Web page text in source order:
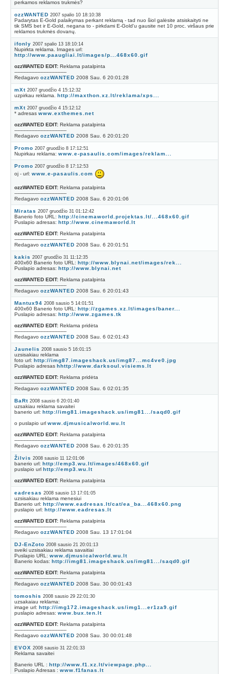
perkamos reklamos trukmės?
ozzWANTED 2007 spalio 10 18:10:38
Padarytas E-Gold palaikymas perkant reklamą - tad nuo šiol galėsite atsiskaityti ne
tik SMS bet ir E-Gold, negana to - pirkdami E-Gold'u gausite net 10 proc. viršaus prie
reklamos trukmės dovanų.
ifonly 2007 spalio 13 18:10:14
Nupirkta reklama. Images url:
http://www.paaugliai.lt/images/p...468x60.gif
ozzWANTED EDIT: Reklama patalpinta
----------------------------------
Redagavo ozzWANTED 2008 Sau. 6 20:01:28
mXt 2007 gruodžio 4 15:12:32
uzpirkau reklama. http://maxthon.xz.lt/reklama/xps...
mXt 2007 gruodžio 4 15:12:12
* adresas www.exthemes.net
ozzWANTED EDIT: Reklama patalpinta
----------------------------------
Redagavo ozzWANTED 2008 Sau. 6 20:01:20
Promo 2007 gruodžio 8 17:12:51
Nupirkau reklama: www.e-pasaulis.com/images/reklam...
Promo 2007 gruodžio 8 17:12:53
oj - url: www.e-pasaulis.com
ozzWANTED EDIT: Reklama patalpinta
----------------------------------
Redagavo ozzWANTED 2008 Sau. 6 20:01:06
Miratas 2007 gruodžio 31 01:12:42
Banerio foto URL: http://cinemaworld.projektas.lt/...468x60.gif
Puslapio adresas: http://www.cinemaworld.lt
ozzWANTED EDIT: Reklama patalpinta
----------------------------------
Redagavo ozzWANTED 2008 Sau. 6 20:01:51
kakis 2007 gruodžio 31 11:12:35
400x60 Banerio foto URL: http://www.blynai.net/images/rek...
Puslapio adresas: http://www.blynai.net
ozzWANTED EDIT: Reklama patalpinta
----------------------------------
Redagavo ozzWANTED 2008 Sau. 6 20:01:43
Mantux94 2008 sausio 5 14:01:51
400x60 Banerio foto URL: http://zgames.xz.lt/images/baner...
Puslapio adresas: http://www.zgames.tk
ozzWANTED EDIT: Reklama pridėta
----------------------------------
Redagavo ozzWANTED 2008 Sau. 6 02:01:43
Jaunelis 2008 sausio 5 16:01:15
uzsisakiau reklama
foto url: http://img87.imageshack.us/img87...mc4ve0.jpg
Puslapio adresas hhttp://www.darksoul.visiems.lt
ozzWANTED EDIT: Reklama pridėta
----------------------------------
Redagavo ozzWANTED 2008 Sau. 6 02:01:35
BaRt 2008 sausio 6 20:01:40
uzsakiau reklama savaitei
banerio url: http://img81.imageshack.us/img81.../saqd0.gif
o puslapio url www.djmusicalworld.wu.lt
ozzWANTED EDIT: Reklama patalpinta
----------------------------------
Redagavo ozzWANTED 2008 Sau. 6 20:01:35
Žilvis 2008 sausio 11 12:01:06
banerio url: http://emp3.wu.lt/images/468x60.gif
puslapio url
http://emp3.wu.lt
ozzWANTED EDIT: Reklama patalpinta
eadresas 2008 sausio 13 17:01:05
uzsisakiau reklama menesiui
Banerio url: http://www.eadresas.lt/cat/ea_ba...468x60.png
puslapio url: http://www.eadresas.lt
ozzWANTED EDIT: Reklama patalpinta
----------------------------------
Redagavo ozzWANTED 2008 Sau. 13 17:01:04
DJ-EnZoto 2008 sausio 21 20:01:13
sveiki uzsisakiau reklama savaitiai
Puslapio URL: www.djmusicalworld.wu.lt
Banerio kodas: http://img81.imageshack.us/img81.../saqd0.gif
ozzWANTED EDIT: Reklama patalpinta
----------------------------------
Redagavo ozzWANTED 2008 Sau. 30 00:01:43
tomoshis 2008 sausio 29 22:01:30
uzsakaiau reklama:
image url: http://img172.imageshack.us/img1...er1za9.gif
puslapio adresas: www.bux.ten.lt
ozzWANTED EDIT: Reklama patalpinta
----------------------------------
Redagavo ozzWANTED 2008 Sau. 30 00:01:48
EVOX 2008 sausio 31 22:01:33
Reklama savaitei
Banerio URL : http://www.f1.xz.lt/viewpage.php...
Puslapio Adresas : www.f1fanas.lt